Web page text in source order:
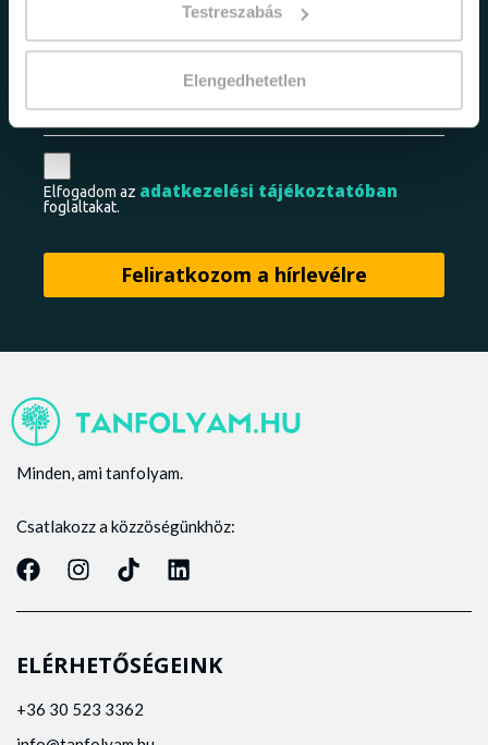
Testreszabás
Elengedhetetlen
Elfogadom az adatkezelési tájékoztatóban
foglaltakat.
Minden, ami tanfolyam.
Csatlakozz a közzöségünkhöz:
ELÉRHETŐSÉGEINK
+36 30 523 3362